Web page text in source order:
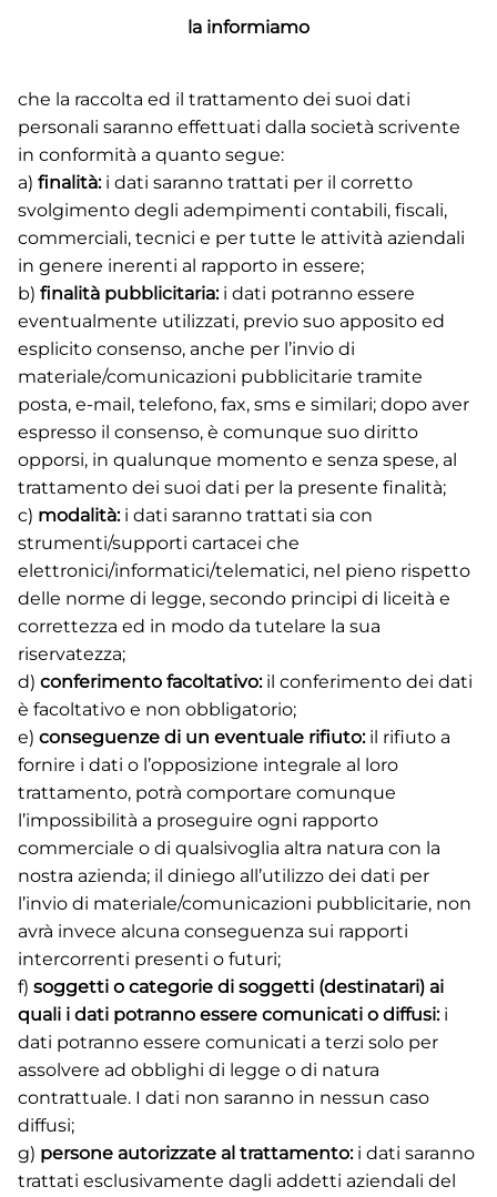
la informiamo
che la raccolta ed il trattamento dei suoi dati
personali saranno effettuati dalla società scrivente
in conformità a quanto segue:
a) finalità:i dati saranno trattati per il corretto
svolgimento degli adempimenti contabili, fiscali,
commerciali, tecnici e per tutte le attività aziendali
in genere inerenti al rapporto in essere;
b) finalità pubblicitaria: i dati potranno essere
eventualmente utilizzati, previo suo apposito ed
esplicito consenso, anche per l’invio di
materiale/comunicazioni pubblicitarie tramite
posta, e-mail, telefono, fax, sms e similari; dopo aver
espresso il consenso, è comunque suo diritto
opporsi, in qualunque momento e senza spese, al
trattamento dei suoi dati per la presente finalità;
c) modalità:i dati saranno trattati sia con
strumenti/supporti cartacei che
elettronici/informatici/telematici, nel pieno rispetto
delle norme di legge, secondo principi di liceità e
correttezza ed in modo da tutelare la sua
riservatezza;
d) conferimento facoltativo:il conferimento dei dati
è facoltativo e non obbligatorio;
e) conseguenze di un eventuale rifiuto:il rifiuto a
fornire i dati o l’opposizione integrale al loro
trattamento, potrà comportare comunque
l’impossibilità a proseguire ogni rapporto
commerciale o di qualsivoglia altra natura con la
nostra azienda; il diniego all’utilizzo dei dati per
l’invio di materiale/comunicazioni pubblicitarie, non
avrà invece alcuna conseguenza sui rapporti
intercorrenti presenti o futuri;
f) soggetti o categorie di soggetti (destinatari) ai
quali i dati potranno essere comunicati o diffusi:i
dati potranno essere comunicati a terzi solo per
assolvere ad obblighi di legge o di natura
contrattuale. I dati non saranno in nessun caso
diffusi;
g) persone autorizzate al trattamento: i dati saranno
trattati esclusivamente dagli addetti aziendali del